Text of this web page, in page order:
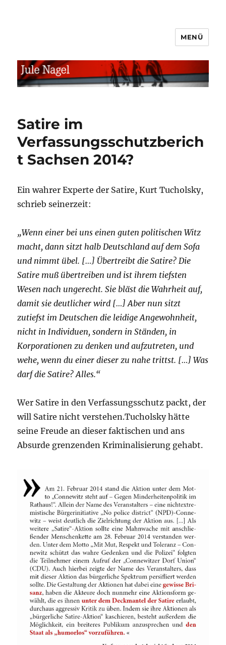
MENÜ
Satire im
Verfassungsschutzberich
t Sachsen 2014?
Ein wahrer Experte der Satire, Kurt Tucholsky,
schrieb seinerzeit:
„Wenn einer bei uns einen guten politischen Witz
macht, dann sitzt halb Deutschland auf dem Sofa
und nimmt übel. […] Übertreibt die Satire? Die
Satire muß übertreiben und ist ihrem tiefsten
Wesen nach ungerecht. Sie bläst die Wahrheit auf,
damit sie deutlicher wird […] Aber nun sitzt
zutiefst im Deutschen die leidige Angewohnheit,
nicht in Individuen, sondern in Ständen, in
Korporationen zu denken und aufzutreten, und
wehe, wenn du einer dieser zu nahe trittst. […] Was
darf die Satire? Alles.“
Wer Satire in den Verfassungsschutz packt, der
will Satire nicht verstehen.Tucholsky hätte
seine Freude an dieser faktischen und ans
Absurde grenzenden Kriminalisierung gehabt.